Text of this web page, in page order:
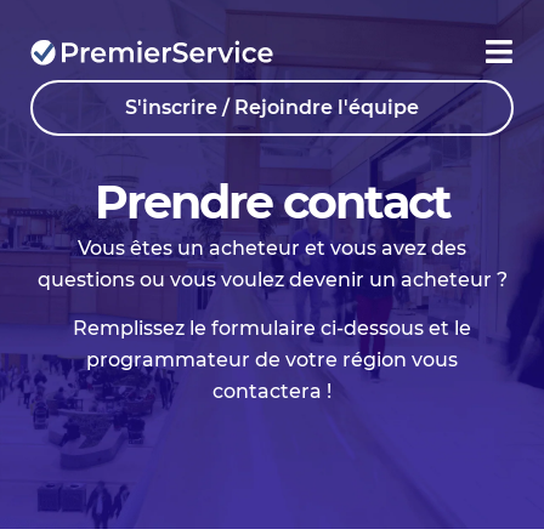
S'inscrire / Rejoindre l'équipe
Prendre contact
Vous êtes un acheteur et vous avez des
questions ou vous voulez devenir un acheteur ?
Remplissez le formulaire ci-dessous et le
programmateur de votre région vous
contactera !